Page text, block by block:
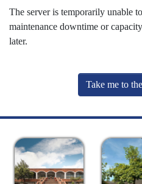
The server is temporarily unable
maintenance downtime or
later.
Take me to